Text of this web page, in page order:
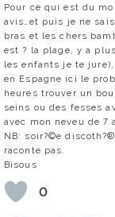
Pour ce qui est du
avis…et puis je ne
bras et les chers
est ? la plage, y a
les enfants je te
en Espagne ici le
heures trouver un
seins ou des fesses
avec mon neveu de 7
NB: soir?©e
raconte pas.
Bisous
0